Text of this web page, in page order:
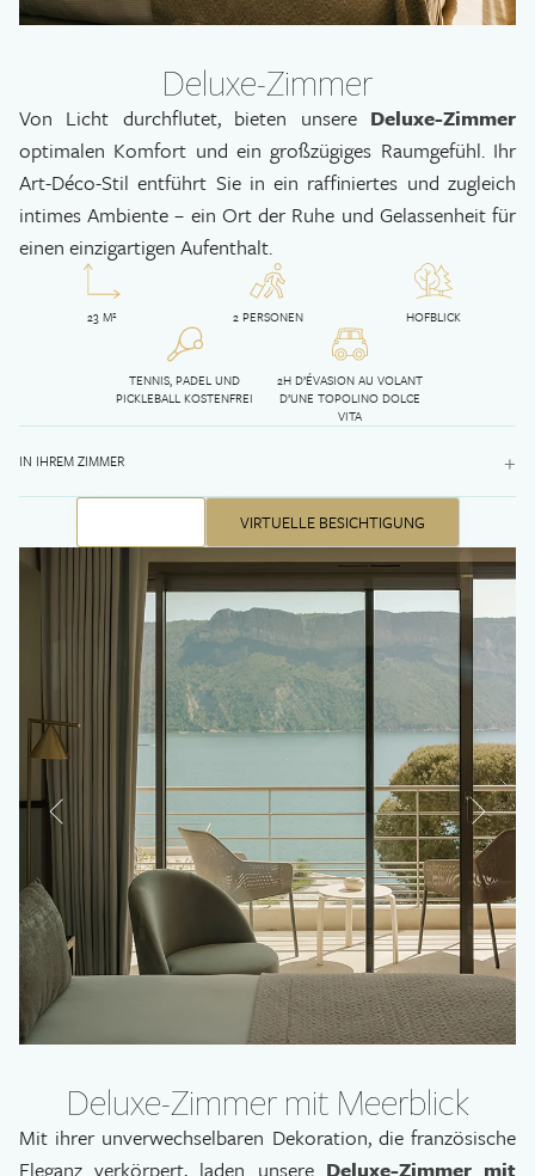
Deluxe-Zimmer
Von Licht durchflutet, bieten unsere Deluxe-Zimmer
optimalen Komfort und ein großzügiges Raumgefühl. Ihr
Art-Déco-Stil entführt Sie in ein raffiniertes und zugleich
intimes Ambiente – ein Ort der Ruhe und Gelassenheit für
einen einzigartigen Aufenthalt.
23 M² 2 PERSONEN HOFBLICK
TENNIS, PADEL UND
PICKLEBALL KOSTENFREI
2H D’ÉVASION AU VOLANT
D’UNE TOPOLINO DOLCE
VITA
IN IHREM ZIMMER +
VIRTUELLE BESICHTIGUNG
Deluxe-Zimmer mit Meerblick
Mit ihrer unverwechselbaren Dekoration, die französische
Eleganz verkörpert, laden unsere Deluxe-Zimmer mit
Les Belles Canailles Rocco